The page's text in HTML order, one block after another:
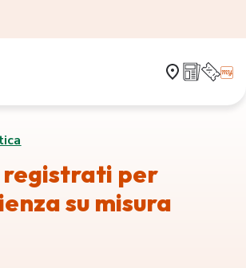
registrati per
su misura